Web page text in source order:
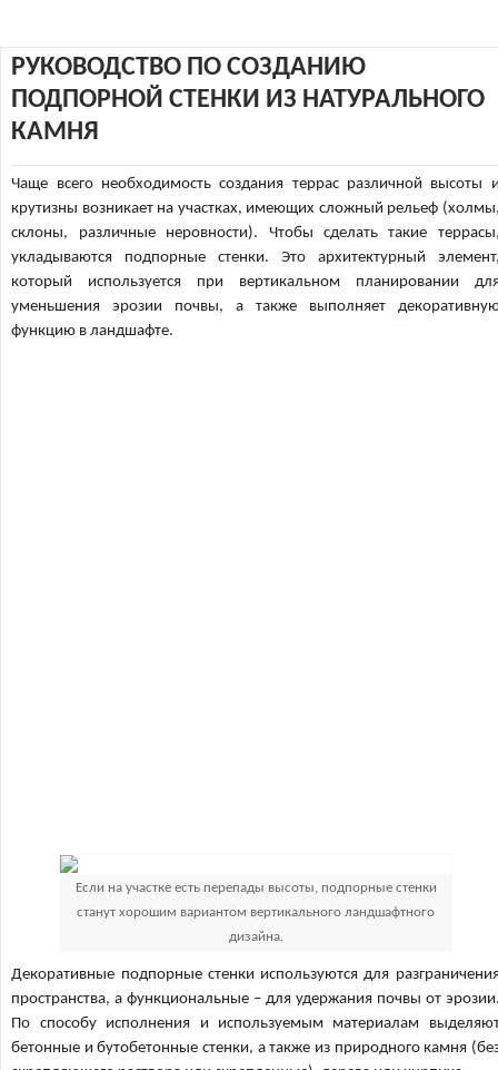
РУКОВОДСТВО ПО СОЗДАНИЮ
ПОДПОРНОЙ СТЕНКИ ИЗ НАТУРАЛЬНОГО
КАМНЯ
Чаще всего необходимость создания террас различной высоты
крутизны возникает на участках, имеющих сложный рельеф
склоны, различные неровности). Чтобы сделать такие
укладываются подпорные стенки. Это архитектурный
который используется при вертикальном планировании
уменьшения эрозии почвы, а также выполняет
функцию в ландшафте.
Если на участке есть перепады высоты, подпорные стенки
станут хорошим вариантом вертикального ландшафтного
дизайна.
Декоративные подпорные стенки используются для
пространства, а функциональные – для удержания почвы от
По способу исполнения и используемым материалам
бетонные и бутобетонные стенки, а также из природного камня